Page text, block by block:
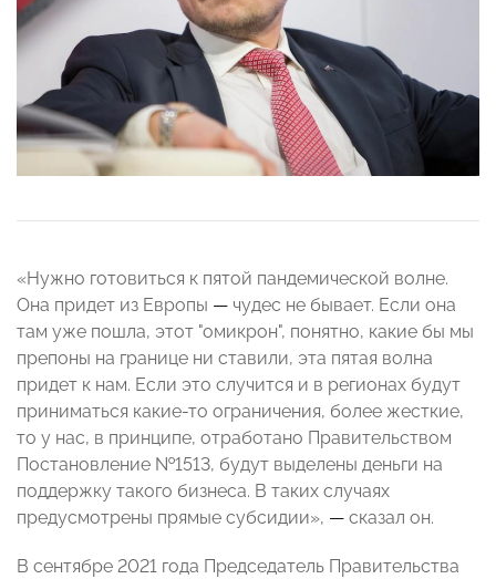
«Нужно готовиться к пятой пандемической волне.
Она придет из Европы — чудес не бывает. Если она
там уже пошла, этот "омикрон", понятно, какие бы мы
препоны на границе ни ставили, эта пятая волна
придет к нам. Если это случится и в регионах будут
приниматься какие-то ограничения, более жесткие,
то у нас, в принципе, отработано Правительством
Постановление №1513, будут выделены деньги на
поддержку такого бизнеса. В таких случаях
предусмотрены прямые субсидии», — сказал он.
В сентябре 2021 года Председатель Правительства